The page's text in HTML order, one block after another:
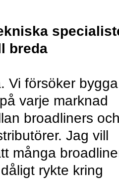
breda
Vi försöker bygga
varje marknad
broadliners
Jag vill
många
rykte kring